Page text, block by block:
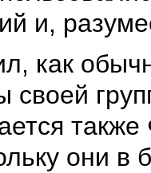
и,
как
своей
они